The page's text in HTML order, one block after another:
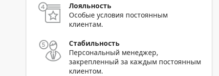
Лояльность
Особые условия постоянным
клиентам.
Стабильность
Персональный менеджер,
закрепленный за каждым постоянным
клиентом.